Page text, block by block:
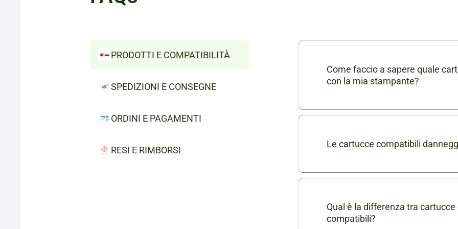
PRODOTTI E COMPATIBILITÀ
SPEDIZIONI E CONSEGNE
ORDINI E PAGAMENTI
RESI E RIMBORSI
Come faccio a sapere quale
con la mia stampante?
Nella scheda di ogni prodotto
puoi contattarci in chat o via mail a
Le cartucce compatibili
No, le nostre cartucce compatibili
stampante.
Qual è la differenza tra
compatibili?